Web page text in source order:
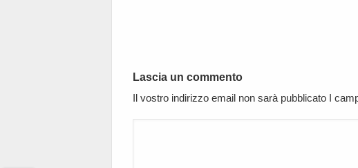
Lascia un commento
Il vostro indirizzo email non sarà pubblicato I